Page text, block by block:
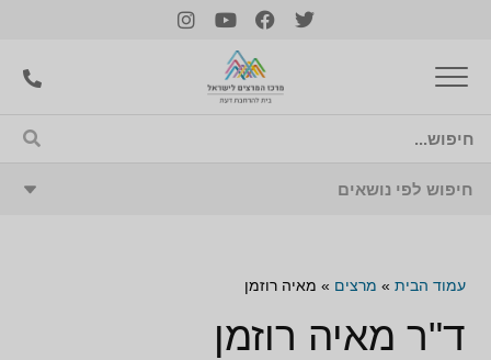
עמוד הבית » מרצים » מאיה רוזמן
ד"ר מאיה רוזמן